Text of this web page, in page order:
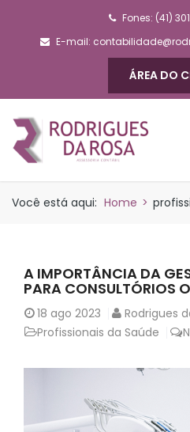
Fones: (41)
E-mail:
ÁREA DO
Você está aqui: Home >
A IMPORTÂNCIA DA
PARA CONSULTÓRIOS
18 ago 2023
Rodrigues
Profissionais da Saúde